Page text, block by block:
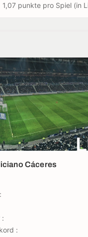
1,07 punkte pro Spiel (in
Cáceres
:
: